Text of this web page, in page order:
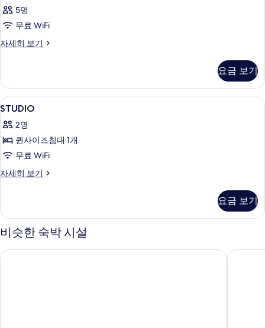
5명
무료 WiFi
자세히 보기
객
히
보
기
요금 보기
STUDIO
사
진
모
두
보
책상, 방음 설비, 다리미/다리미판, 무
6
STUDIO
2명
퀸사이즈침대 1개
무료 WiFi
자세히 보기
STUDIO
보
기
요금 보기
비슷한 숙박 시설
아파르호텔 아다지오 액세스, 엑상프로방스 대학교 오달리